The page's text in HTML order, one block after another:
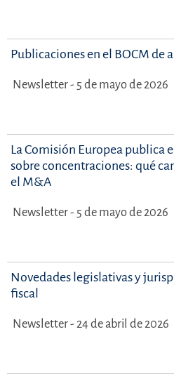
Publicaciones en el BOCM de
Newsletter - 5 de mayo de 2026
La Comisión Europea publica
sobre concentraciones: qué
el M&A
Newsletter - 5 de mayo de 2026
Novedades legislativas y
fiscal
Newsletter - 24 de abril de 2026